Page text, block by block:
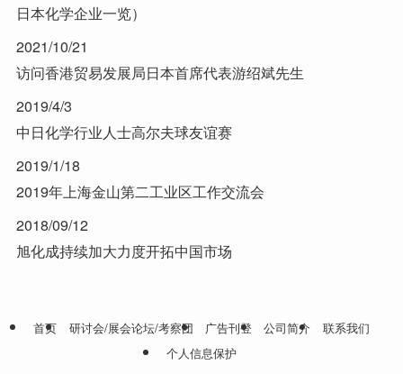
日本化学企业一览）
2021/10/21
访问香港贸易发展局日本首席代表游绍斌先生
2019/4/3
中日化学行业人士高尔夫球友谊赛
2019/1/18
2019年上海金山第二工业区工作交流会
2018/09/12
旭化成持续加大力度开拓中国市场
首页 研讨会/展会论坛/考察团 广告刊登 公司简介
联系我们
个人信息保护